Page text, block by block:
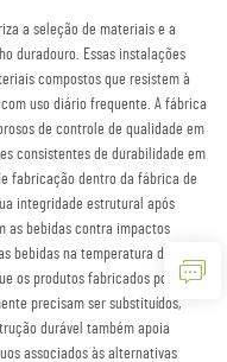
a seleção de materiais e a
duradouro. Essas instalações
compostos que resistem à
uso diário frequente. A fábrica
de controle de qualidade em
consistentes de durabilidade em
fabricação dentro da fábrica de
integridade estrutural após
as bebidas contra impactos
bebidas na temperatura desejada
os produtos fabricados por uma
precisam ser substituídos,
durável também apoia
associados às alternativas